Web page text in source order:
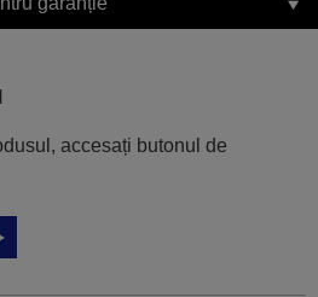
accesați butonul de